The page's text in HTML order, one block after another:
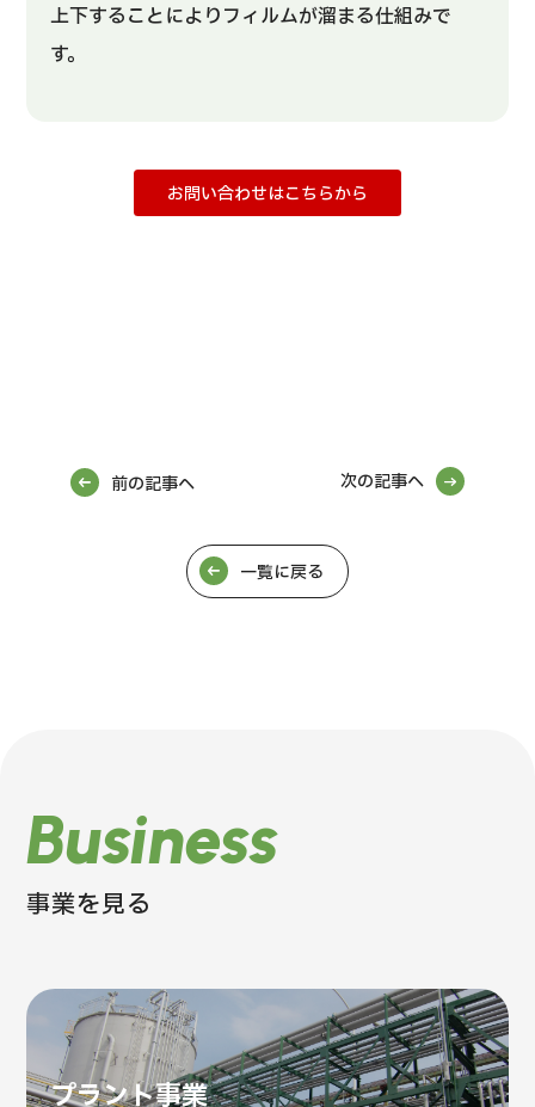
上下することによりフィルムが溜まる仕組みで
す。
お問い合わせはこちらから
前の記事へ 次の記事へ
一覧に戻る
Business
事業を見る
プラント事業